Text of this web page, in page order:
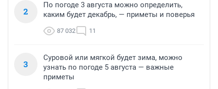
2
По погоде 3 августа можно определить,
каким будет декабрь, — приметы и поверья
87 032 11
3
Суровой или мягкой будет зима, можно
узнать по погоде 5 августа — важные
приметы